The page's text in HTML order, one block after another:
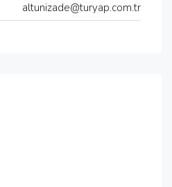
altunizade@turyap.com.tr